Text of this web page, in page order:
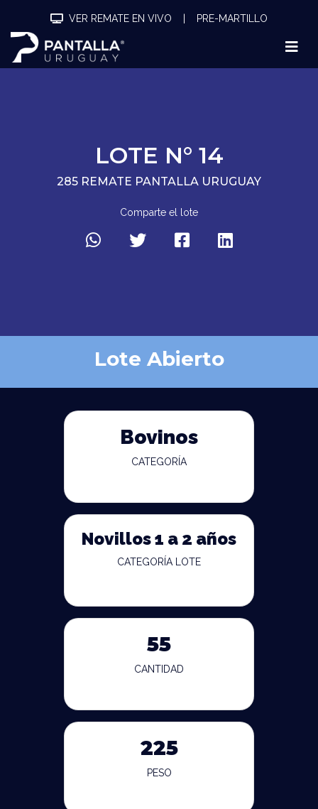
VER REMATE EN VIVO PRE-MARTILLO
LOTE N° 14
285 REMATE PANTALLA URUGUAY
Comparte el lote
Lote Abierto
Bovinos
CATEGORÍA
Novillos 1 a 2 años
CATEGORÍA LOTE
55
CANTIDAD
225
PESO